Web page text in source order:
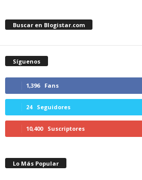
Buscar en Blogistar.com
Síguenos
1,396 Fans
24 Seguidores
10,400 Suscriptores
Lo Más Popular